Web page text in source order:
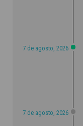
7 de agosto, 2026
7 de agosto, 2026